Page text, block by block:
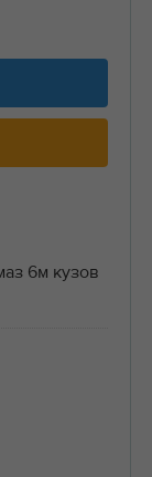
6м кузов